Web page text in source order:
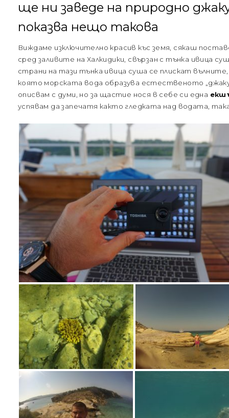
ще ни заведе на природно
показва нещо такова
Виждаме изключително красив къс земя, сякаш
сред заливите на Халкидики, свързан с тънка ивица
страни на тази тънка ивица суша се плискат
която морската вода образува естественото
описвам с думи, но за щастие нося в себе си една
успявам да запечатя както гледката над водата,